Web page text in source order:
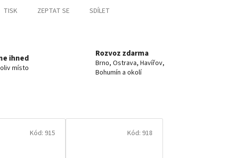
TISK ZEPTAT SE SDÍLET
ihned
místo
Rozvoz zdarma
Brno, Ostrava, Havířov,
Bohumín a okolí
Kód: 915 Kód: 918